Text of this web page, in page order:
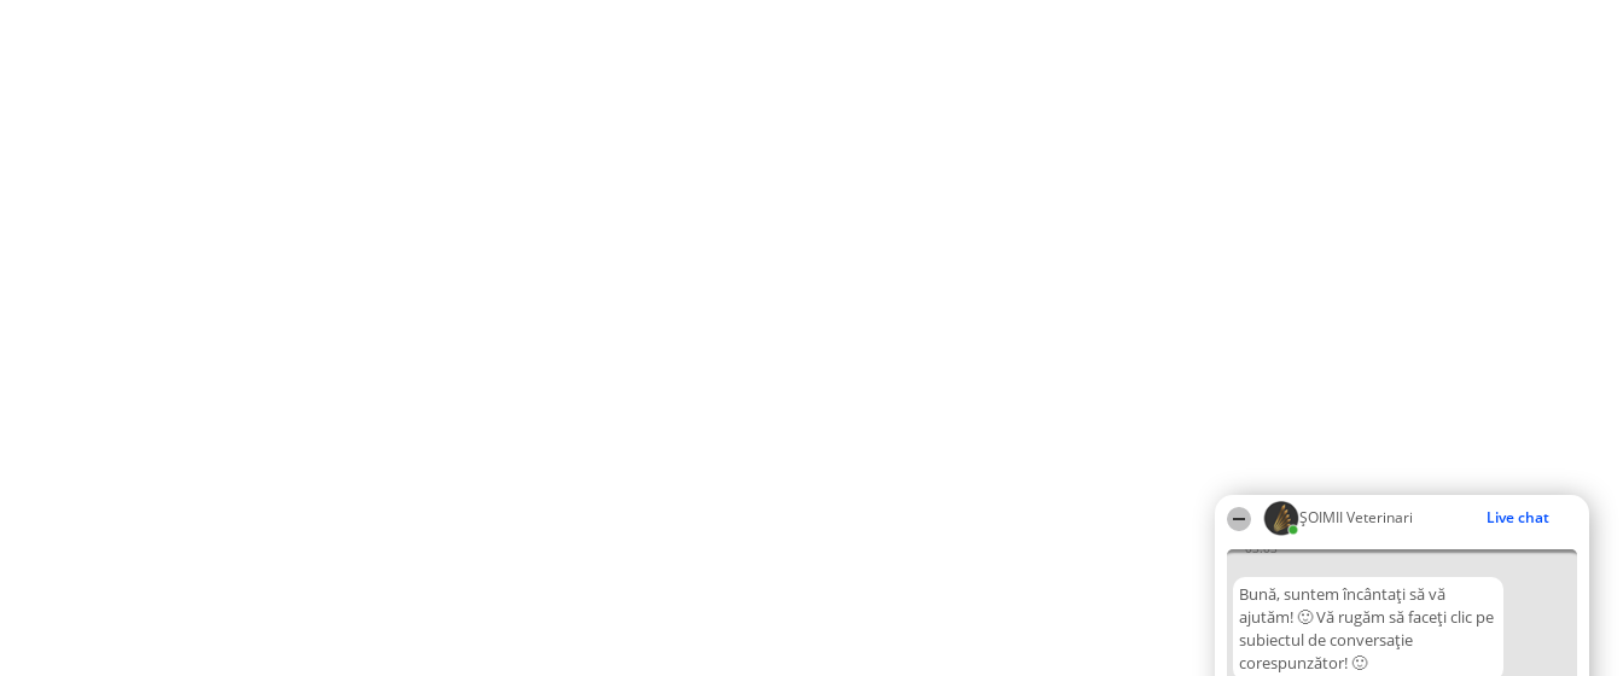
ȘOIMII Veterinari Live chat
03:03
Bună, suntem încântați să vă
ajutăm! 🙂 Vă rugăm să faceți clic pe
subiectul de conversație
corespunzător! 🙂